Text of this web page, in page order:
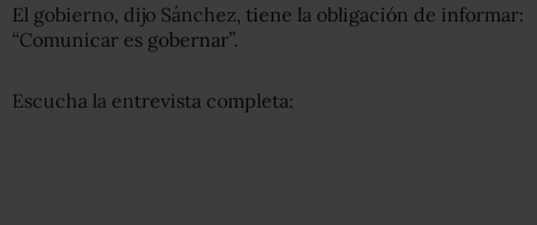
El gobierno, dijo Sánchez, tiene la obligación de informar:
“Comunicar es gobernar”.
Escucha la entrevista completa: